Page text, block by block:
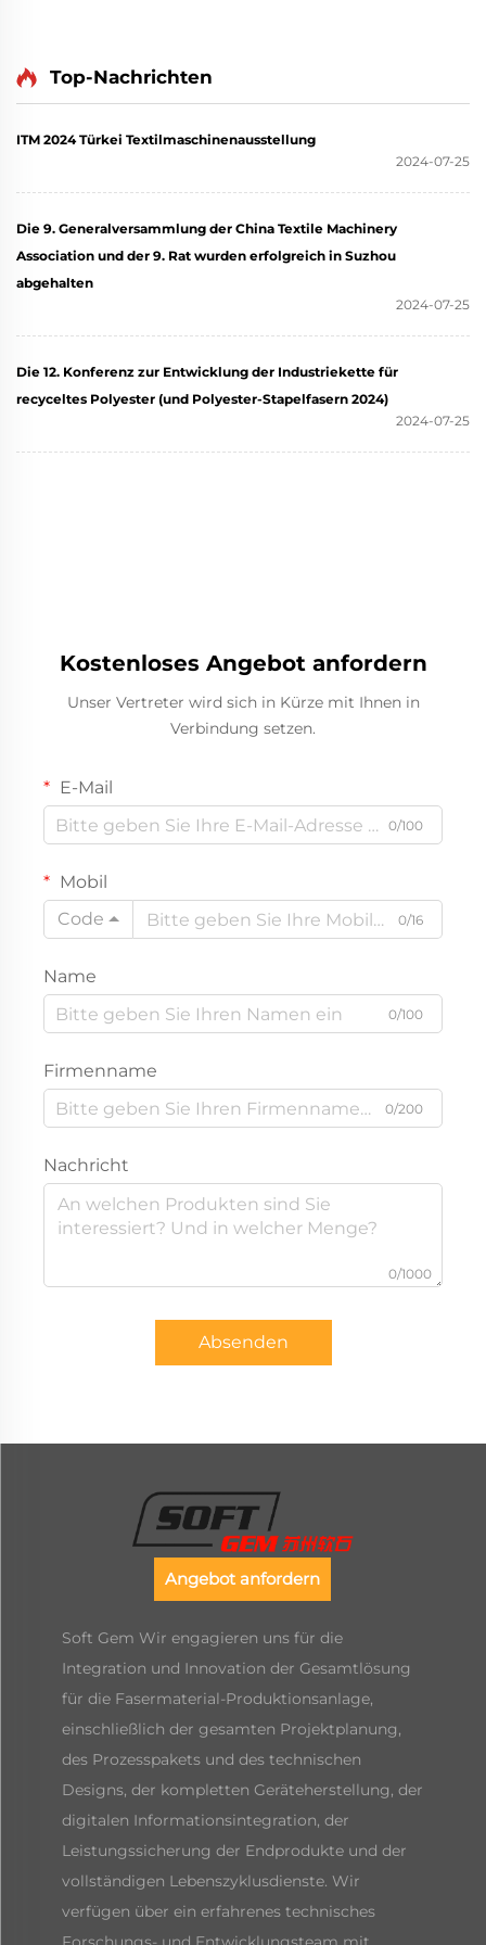
Top-Nachrichten
ITM 2024 Türkei Textilmaschinenausstellung
2024-07-25
Die 9. Generalversammlung der China Textile Machinery
Association und der 9. Rat wurden erfolgreich in Suzhou
abgehalten
2024-07-25
Die 12. Konferenz zur Entwicklung der Industriekette für
recyceltes Polyester (und Polyester-Stapelfasern 2024)
2024-07-25
Kostenloses Angebot anfordern
Unser Vertreter wird sich in Kürze mit Ihnen in
Verbindung setzen.
E-Mail
0/100
Mobil
Code
0/16
Name
0/100
Firmenname
0/200
Nachricht
0/1000
Absenden
Angebot anfordern
Soft Gem Wir engagieren uns für die
Integration und Innovation der Gesamtlösung
für die Fasermaterial-Produktionsanlage,
einschließlich der gesamten Projektplanung,
des Prozesspakets und des technischen
Designs, der kompletten Geräteherstellung, der
digitalen Informationsintegration, der
Leistungssicherung der Endprodukte und der
vollständigen Lebenszyklusdienste. Wir
verfügen über ein erfahrenes technisches